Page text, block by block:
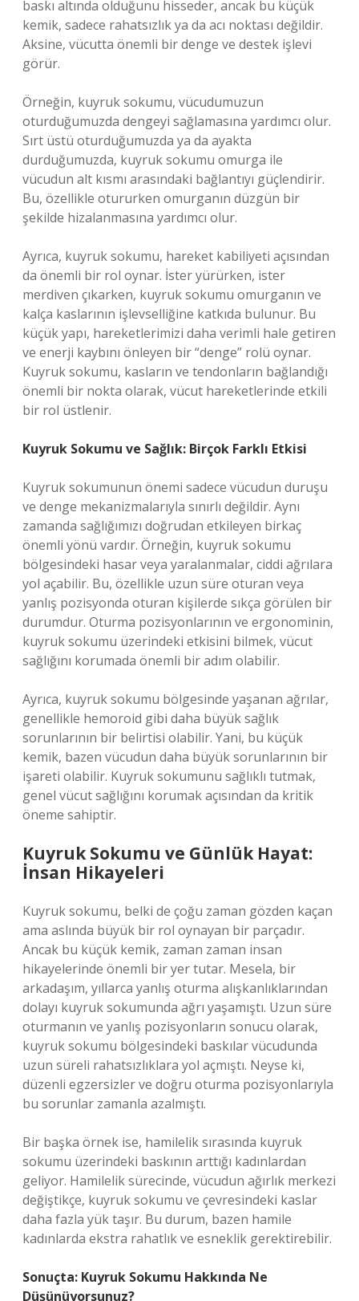
baskı altında olduğunu hisseder, ancak bu küçük
kemik, sadece rahatsızlık ya da acı noktası değildir.
Aksine, vücutta önemli bir denge ve destek işlevi
görür.
Örneğin, kuyruk sokumu, vücudumuzun
oturduğumuzda dengeyi sağlamasına yardımcı olur.
Sırt üstü oturduğumuzda ya da ayakta
durduğumuzda, kuyruk sokumu omurga ile
vücudun alt kısmı arasındaki bağlantıyı güçlendirir.
Bu, özellikle otururken omurganın düzgün bir
şekilde hizalanmasına yardımcı olur.
Ayrıca, kuyruk sokumu, hareket kabiliyeti açısından
da önemli bir rol oynar. İster yürürken, ister
merdiven çıkarken, kuyruk sokumu omurganın ve
kalça kaslarının işlevselliğine katkıda bulunur. Bu
küçük yapı, hareketlerimizi daha verimli hale getiren
ve enerji kaybını önleyen bir “denge” rolü oynar.
Kuyruk sokumu, kasların ve tendonların bağlandığı
önemli bir nokta olarak, vücut hareketlerinde etkili
bir rol üstlenir.
Kuyruk Sokumu ve Sağlık: Birçok Farklı Etkisi
Kuyruk sokumunun önemi sadece vücudun duruşu
ve denge mekanizmalarıyla sınırlı değildir. Aynı
zamanda sağlığımızı doğrudan etkileyen birkaç
önemli yönü vardır. Örneğin, kuyruk sokumu
bölgesindeki hasar veya yaralanmalar, ciddi ağrılara
yol açabilir. Bu, özellikle uzun süre oturan veya
yanlış pozisyonda oturan kişilerde sıkça görülen bir
durumdur. Oturma pozisyonlarının ve ergonominin,
kuyruk sokumu üzerindeki etkisini bilmek, vücut
sağlığını korumada önemli bir adım olabilir.
Ayrıca, kuyruk sokumu bölgesinde yaşanan ağrılar,
genellikle hemoroid gibi daha büyük sağlık
sorunlarının bir belirtisi olabilir. Yani, bu küçük
kemik, bazen vücudun daha büyük sorunlarının bir
işareti olabilir. Kuyruk sokumunu sağlıklı tutmak,
genel vücut sağlığını korumak açısından da kritik
öneme sahiptir.
Kuyruk Sokumu ve Günlük Hayat:
İnsan Hikayeleri
Kuyruk sokumu, belki de çoğu zaman gözden kaçan
ama aslında büyük bir rol oynayan bir parçadır.
Ancak bu küçük kemik, zaman zaman insan
hikayelerinde önemli bir yer tutar. Mesela, bir
arkadaşım, yıllarca yanlış oturma alışkanlıklarından
dolayı kuyruk sokumunda ağrı yaşamıştı. Uzun süre
oturmanın ve yanlış pozisyonların sonucu olarak,
kuyruk sokumu bölgesindeki baskılar vücudunda
uzun süreli rahatsızlıklara yol açmıştı. Neyse ki,
düzenli egzersizler ve doğru oturma pozisyonlarıyla
bu sorunlar zamanla azalmıştı.
Bir başka örnek ise, hamilelik sırasında kuyruk
sokumu üzerindeki baskının arttığı kadınlardan
geliyor. Hamilelik sürecinde, vücudun ağırlık merkezi
değiştikçe, kuyruk sokumu ve çevresindeki kaslar
daha fazla yük taşır. Bu durum, bazen hamile
kadınlarda ekstra rahatlık ve esneklik gerektirebilir.
Sonuçta: Kuyruk Sokumu Hakkında Ne
Düşünüyorsunuz?